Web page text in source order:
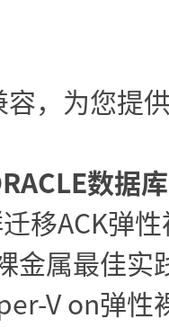
，为您提
数据
移ACK弹
金属最佳实
V on弹性